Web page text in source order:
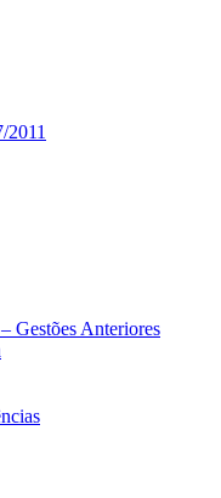
2011
Gestões Anteriores